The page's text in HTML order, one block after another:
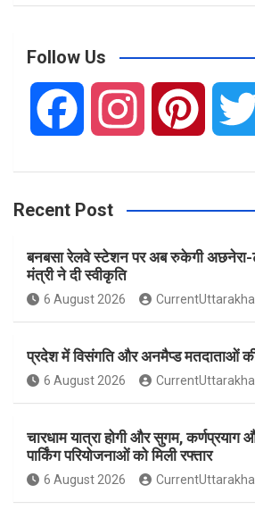
a
c
Follow Us
c
e
b
o
o
k
s
a
g
r
a
n
e
r
e
s
Recent Post
बनबसा रेलवे स्टेशन पर अब रुकेगी
मंत्री ने दी स्वीकृति
6 August 2026
प्रदेश में विसंगति और अनमैप्ड मतदाताओं
6 August 2026
चारधाम यात्रा होगी और सुगम,
पार्किंग परियोजनाओं को मिली रफ्तार
6 August 2026